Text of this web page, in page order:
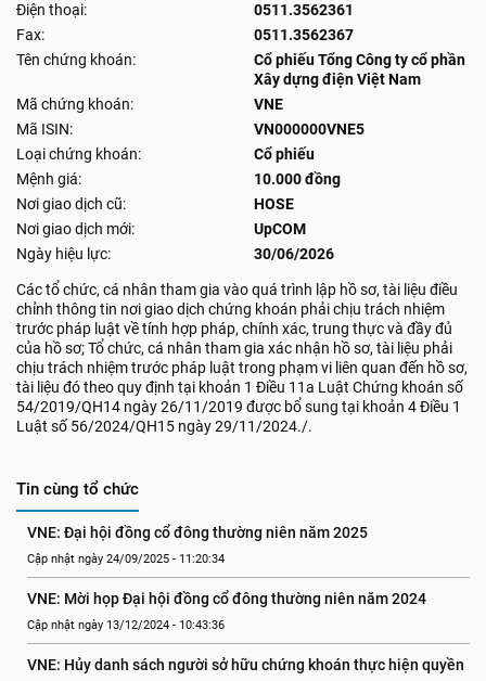
Điện thoại:
0511.3562361
Fax:
0511.3562367
Tên chứng khoán:
Cổ phiếu Tổng Công ty cổ phần
Xây dựng điện Việt Nam
Mã chứng khoán:
VNE
Mã ISIN:
VN000000VNE5
Loại chứng khoán:
Cổ phiếu
Mệnh giá:
10.000 đồng
Nơi giao dịch cũ:
HOSE
Nơi giao dịch mới:
UpCOM
Ngày hiệu lực:
30/06/2026
Các tổ chức, cá nhân tham gia vào quá trình lập hồ sơ, tài liệu điều
chỉnh thông tin nơi giao dịch chứng khoán phải chịu trách nhiệm
trước pháp luật về tính hợp pháp, chính xác, trung thực và đầy đủ
của hồ sơ; Tổ chức, cá nhân tham gia xác nhận hồ sơ, tài liệu phải
chịu trách nhiệm trước pháp luật trong phạm vi liên quan đến hồ sơ,
tài liệu đó theo quy định tại khoản 1 Điều 11a Luật Chứng khoán số
54/2019/QH14 ngày 26/11/2019 được bổ sung tại khoản 4 Điều 1
Luật số 56/2024/QH15 ngày 29/11/2024./.
Tin cùng tổ chức
VNE: Đại hội đồng cổ đông thường niên năm 2025
Cập nhật ngày 24/09/2025 - 11:20:34
VNE: Mời họp Đại hội đồng cổ đông thường niên năm 2024
Cập nhật ngày 13/12/2024 - 10:43:36
VNE: Hủy danh sách người sở hữu chứng khoán thực hiện quyền